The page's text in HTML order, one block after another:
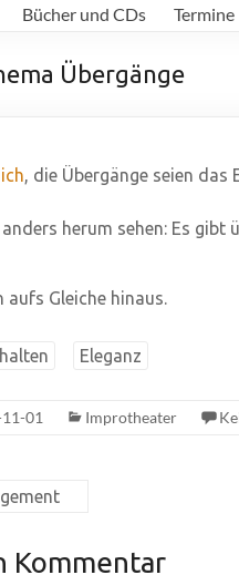
Bücher und CDs Termine
Übergänge
, die Übergänge seien
herum sehen: Es gibt
aufs Gleiche hinaus.
Eleganz
01 Improtheater
Kommentar